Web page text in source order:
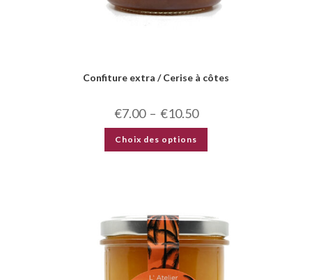
Confiture extra / Cerise à côtes
€7.00 – €10.50
Choix des options